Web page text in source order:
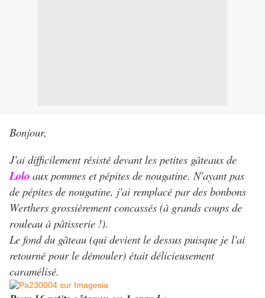
Bonjour,
J'ai difficilement résisté devant les petites gâteaux de
Lolo aux pommes et pépites de nougatine. N'ayant pas
de pépites de nougatine, j'ai remplacé par des bonbons
Werthers grossièrement concassés (à grands coups de
rouleau à pâtisserie !).
Le fond du gâteau (qui devient le dessus puisque je l'ai
retourné pour le démouler) était délicieusement
caramélisé.